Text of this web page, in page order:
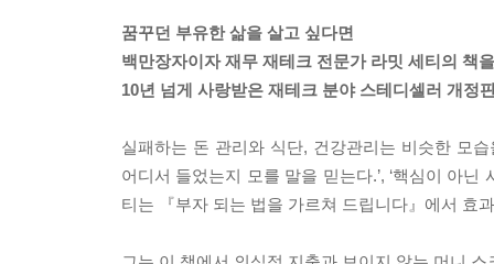
꿈꾸던 부유한 삶을 살고 싶다면
백만장자이자 재무 재테크 전문가 라밋 세티의 책
10년 넘게 사랑받은 재테크 분야 스테디셀러 개정
실패하는 돈 관리와 식단, 건강관리는 비슷한 모
어디서 들었는지 모를 말을 믿는다.’, ‘핵심이 아
티는 『부자 되는 법을 가르쳐 드립니다』에서 효